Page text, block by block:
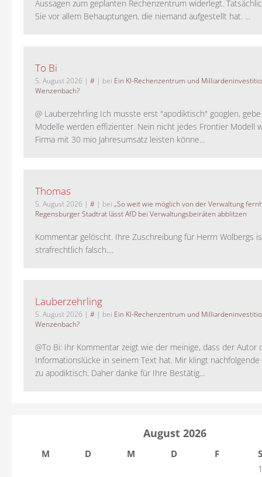
Aussagen zum geplanten Rechenzentrum widerlegt.
Sie vor allem Behauptungen, die niemand aufgestellt hat. ...
To Bi
5. August 2026 | # | bei Ein KI-Rechenzentrum und
Wenzenbach?
@ Lauberzehrling Ich musste erst "apodiktisch" googlen, gebe
Modelle werden effizienter. Nein nicht jedes Frontier Modell
Firma mit 30 mio Jahresumsatz leisten könne...
Thomas
5. August 2026 | # | bei „So weit wie möglich von der Verwaltung
Regensburger Stadtrat lässt AfD bei Verwaltungsbeiräten abblitzen
Kommentar gelöscht. Ihre Zuschreibung für Herrn Wolbergs
strafrechtlich falsch....
Lauberzehrling
5. August 2026 | # | bei Ein KI-Rechenzentrum und
Wenzenbach?
@To Bi: Ihr Kommentar zeigt wie der meinige, dass der Autor
Informationslücke in seinem Text hat. Mir klingt
zu apodiktisch. Daher danke für Ihre Bestätig...
August 2026
M D M D F
S